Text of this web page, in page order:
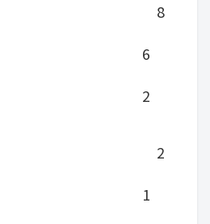
8
6
2
2
1